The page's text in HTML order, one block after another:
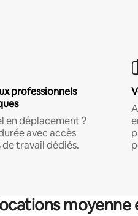
professionnels
en déplacement ?
avec accès
travail dédiés.